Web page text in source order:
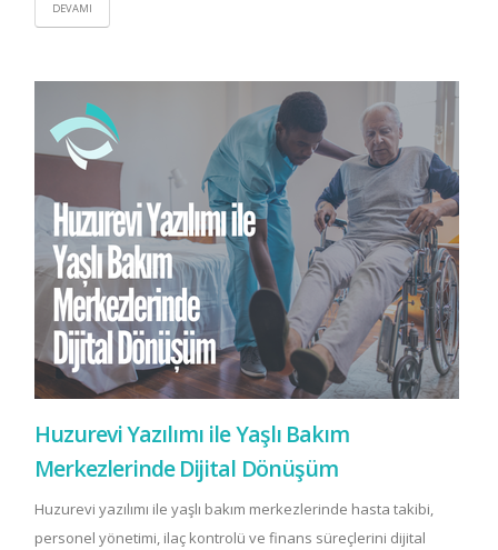
DEVAMI
Huzurevi Yazılımı ile Yaşlı Bakım
Merkezlerinde Dijital Dönüşüm
Huzurevi yazılımı ile yaşlı bakım merkezlerinde hasta takibi,
personel yönetimi, ilaç kontrolü ve finans süreçlerini dijital